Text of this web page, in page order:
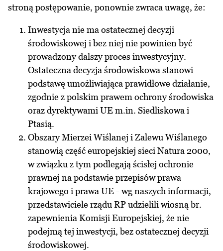
stroną postępowanie, ponownie zwraca uwagę, że:
Inwestycja nie ma ostatecznej decyzji
środowiskowej i bez niej nie powinien być
prowadzony dalszy proces inwestycyjny.
Ostateczna decyzja środowiskowa stanowi
podstawę umożliwiająca prawidłowe działanie,
zgodnie z polskim prawem ochrony środowiska
oraz dyrektywami UE m.in. Siedliskowa i
Ptasią.
Obszary Mierzei Wiślanej i Zalewu Wiślanego
stanowią część europejskiej sieci Natura 2000,
w związku z tym podlegają ścisłej ochronie
prawnej na podstawie przepisów prawa
krajowego i prawa UE - wg naszych informacji,
przedstawiciele rządu RP udzielili wiosną br.
zapewnienia Komisji Europejskiej, że nie
podejmą tej inwestycji, bez ostatecznej decyzji
środowiskowej.